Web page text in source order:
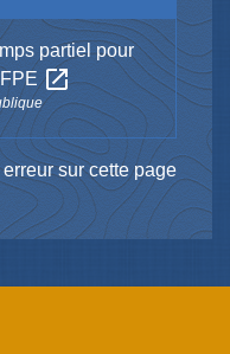
partiel pour
FPEopen_in_new
sur cette page